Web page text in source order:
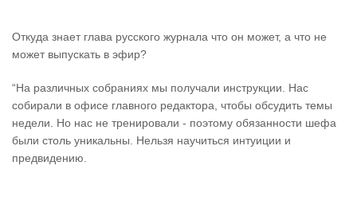
Откуда знает глава русского журнала что он может, а что не
может выпускать в эфир?
“На различных собраниях мы получали инструкции. Нас
собирали в офисе главного редактора, чтобы обсудить темы
недели. Но нас не тренировали - поэтому обязанности шефа
были столь уникальны. Нельзя научиться интуиции и
предвидению.